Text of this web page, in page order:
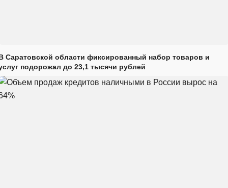
Саратовской области фиксированный набор товаров и
подорожал до 23,1 тысячи рублей